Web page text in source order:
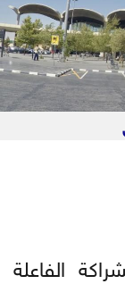
الفاعلة